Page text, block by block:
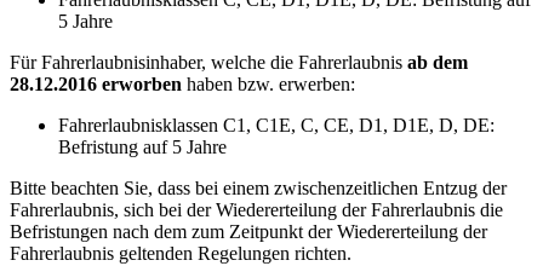
5 Jahre
Für Fahrerlaubnisinhaber, welche die Fahrerlaubnis ab dem
28.12.2016 erworben haben bzw. erwerben:
Fahrerlaubnisklassen C1, C1E, C, CE, D1, D1E, D, DE:
Befristung auf 5 Jahre
Bitte beachten Sie, dass bei einem zwischenzeitlichen Entzug der
Fahrerlaubnis, sich bei der Wiedererteilung der Fahrerlaubnis die
Befristungen nach dem zum Zeitpunkt der Wiedererteilung der
Fahrerlaubnis geltenden Regelungen richten.